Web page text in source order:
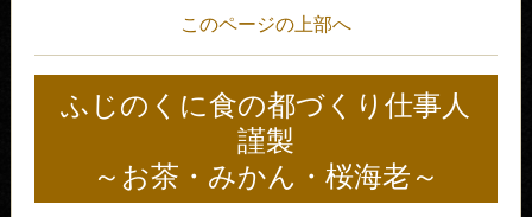
このページの上部へ
ふじのくに食の都づくり仕事人
謹製
～お茶・みかん・桜海老～